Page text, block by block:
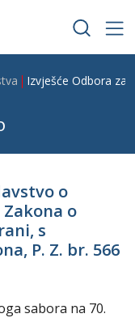
Izvješće Odbora za
o
o
s
P. Z. br. 566
sabora na 70.